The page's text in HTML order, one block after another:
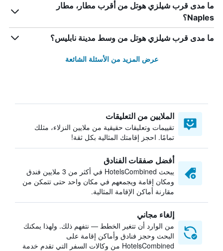
ما مدى قرب شيلزي هوتل من أقرب مطار، مطار
Naples؟
ما مدى قرب شيلزي هوتل من وسط مدينة نابليس؟
عرض المزيد من الأسئلة الشائعة
الملايين من التعليقات
تقييمات وتعليقات حقيقية من ملايين النزلاء، مثلك
تمامًا. احجز إقامتك المثالية بكل ثقة!
أفضل صفقات الفنادق
يبحث HotelsCombined في أكثر من 3 ملايين فندق
ومكان إقامة ويجمعهم في مكان واحد حتى تتمكن من
مقارنة أماكن الإقامة المثالية.
إلغاء مجاني
من الوارد أن تتغير الخطط — نتفهم ذلك. ولهذا يمكنك
البحث وحجز فنادق وأماكن إقامة على
HotelsCombined من وكالات السفر التي تقدم خدمة